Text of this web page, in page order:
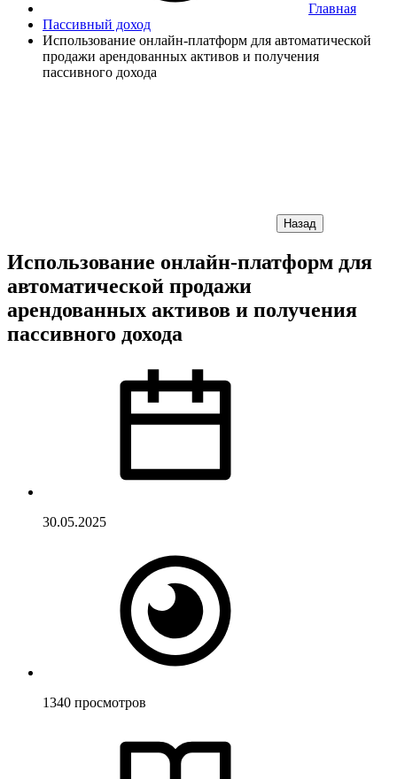
Главная
Пассивный доход
Использование онлайн-платформ для автоматической
продажи арендованных активов и получения
пассивного дохода
Назад
Использование онлайн-платформ для
автоматической продажи
арендованных активов и получения
пассивного дохода
30.05.2025
1340 просмотров